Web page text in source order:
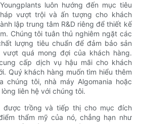
luôn hướng đến mục tiêu
vượt trội và ấn tượng cho khách
lập trung tâm R&D riêng để thiết kế
Chúng tôi tuân thủ nghiêm ngặt các
lượng tiêu chuẩn để đảm bảo sản
quá mong đợi của khách hàng.
cấp dịch vụ hậu mãi cho khách
Quý khách hàng muốn tìm hiểu thêm
chúng tôi, nhà máy Algomania hoặc
liên hệ với chúng tôi.
được trồng và tiếp thị cho mục đích
thẩm mỹ của nó, chẳng hạn như